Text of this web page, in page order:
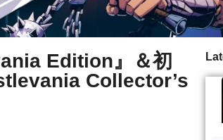
Edition』＆初
Collector’s